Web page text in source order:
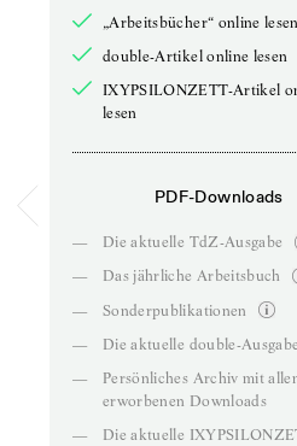
„Arbeitsbücher“ online lesen
double-Artikel online lesen
IXYPSILONZETT-Artikel
lesen
PDF-Downloads
—
Die aktuelle TdZ-Ausgabe
—
Das jährliche Arbeitsbuch
—
Sonderpublikationen
—
Die aktuelle double-Ausgabe
—
Persönliches Archiv mit
erworbenen Downloads
—
Die aktuelle